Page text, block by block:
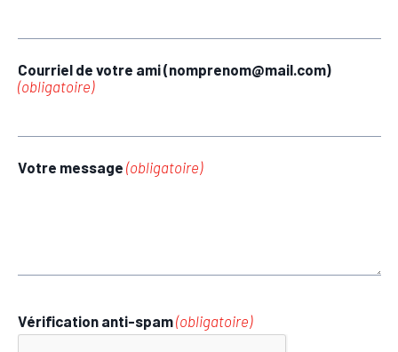
Courriel de votre ami (nomprenom@mail.com)
(obligatoire)
Votre message (obligatoire)
Vérification anti-spam(obligatoire)